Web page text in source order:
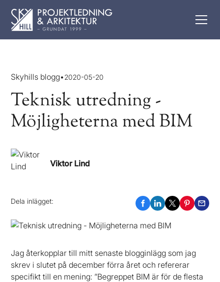
Skyhills blogg•2020-05-20
Teknisk utredning -
Möjligheterna med BIM
Viktor Lind
Dela inlägget:
Jag återkopplar till mitt senaste blogginlägg som jag
skrev i slutet på december förra året och refererar
specifikt till en mening: ”Begreppet BIM är för de flesta